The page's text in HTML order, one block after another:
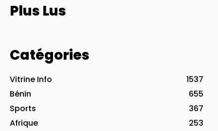
Plus Lus
Catégories
Vitrine Info
1537
Bénin
655
Sports
367
Afrique
253